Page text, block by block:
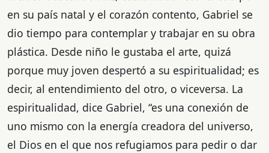
en su país natal y el corazón contento, Gabriel se
dio tiempo para contemplar y trabajar en su obra
plástica. Desde niño le gustaba el arte, quizá
porque muy joven despertó a su espiritualidad; es
decir, al entendimiento del otro, o viceversa. La
espiritualidad, dice Gabriel, “es una conexión de
uno mismo con la energía creadora del universo,
el Dios en el que nos refugiamos para pedir o dar